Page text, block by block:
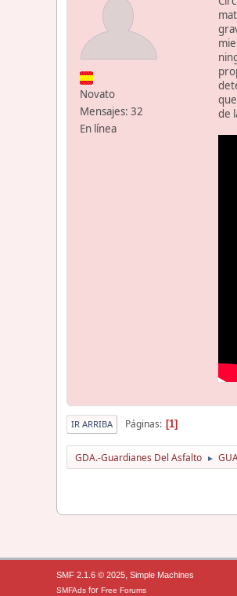
Novato
Mensajes: 32
En línea
de
IR ARRIBA Páginas 1
GDA.-Guardianes Del Asfalto ►
SMF 2.1.6 © 2025, Simple Machines
SMFAds for Free Forums